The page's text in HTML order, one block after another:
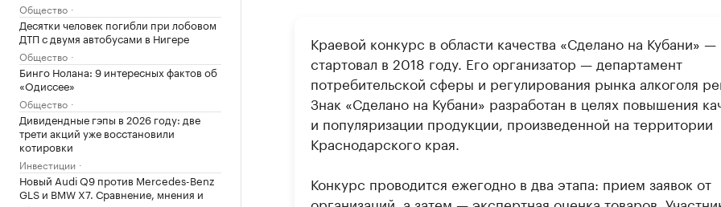
Общество
Десятки человек погибли при лобовом
ДТП с двумя автобусами в Нигере
Общество
Бинго Нолана: 9 интересных фактов об
«Одиссее»
Общество
Дивидендные гэпы в 2026 году: две
трети акций уже восстановили
котировки
Инвестиции
Новый Audi Q9 против Mercedes-Benz
GLS и BMW X7. Сравнение, мнения и
Краевой конкурс в области качества «Сделано на Кубани» —
стартовал в 2018 году. Его организатор — департамент
потребительской сферы и регулирования рынка алкоголя
Знак «Сделано на Кубани» разработан в целях повышения
и популяризации продукции, произведенной на территории
Краснодарского края.
Конкурс проводится ежегодно в два этапа: прием заявок от